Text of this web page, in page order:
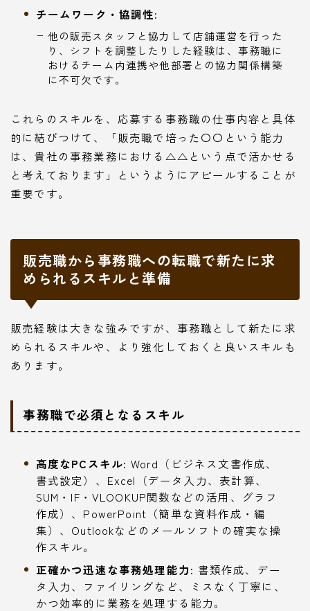
チームワーク・協調性:
他の販売スタッフと協力して店舗運営を行った
り、シフトを調整したりした経験は、事務職に
おけるチーム内連携や他部署との協力関係構築
に不可欠です。
これらのスキルを、応募する事務職の仕事内容と具体
的に結びつけて、「販売職で培った〇〇という能力
は、貴社の事務業務における△△という点で活かせる
と考えております」というようにアピールすることが
重要です。
販売職から事務職への転職で新たに求
められるスキルと準備
販売経験は大きな強みですが、事務職として新たに求
められるスキルや、より強化しておくと良いスキルも
あります。
事務職で必須となるスキル
高度なPCスキル: Word（ビジネス文書作成、
書式設定）、Excel（データ入力、表計算、
SUM・IF・VLOOKUP関数などの活用、グラフ
作成）、PowerPoint（簡単な資料作成・編
集）、Outlookなどのメールソフトの確実な操
作スキル。
正確かつ迅速な事務処理能力: 書類作成、デー
タ入力、ファイリングなど、ミスなく丁寧に、
かつ効率的に業務を処理する能力。